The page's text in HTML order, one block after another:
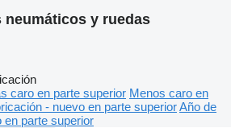
neumáticos y ruedas
caro en parte superior Menos caro en
- nuevo en parte superiorAño de
en parte superior